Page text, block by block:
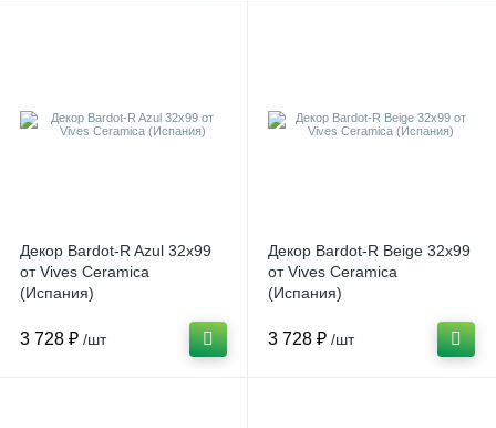
Декор Bardot-R Azul 32x99
от Vives Ceramica
(Испания)
3 728 ₽ /шт
Декор Bardot-R Beige 32x99
от Vives Ceramica
(Испания)
3 728 ₽ /шт